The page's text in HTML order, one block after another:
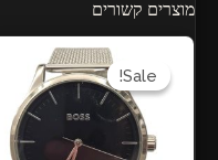
מוצרים קשורים
Sale!
Sale!
המחיר
המקורי
היה:
₪1,100.00.
הוא: